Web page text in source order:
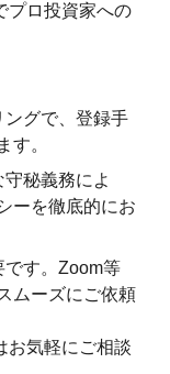
プロ投資家への
ングで、登録手
す。
秘義務によ
ーを徹底的にお
です。Zoom等
ムーズにご依頼
お気軽にご相談